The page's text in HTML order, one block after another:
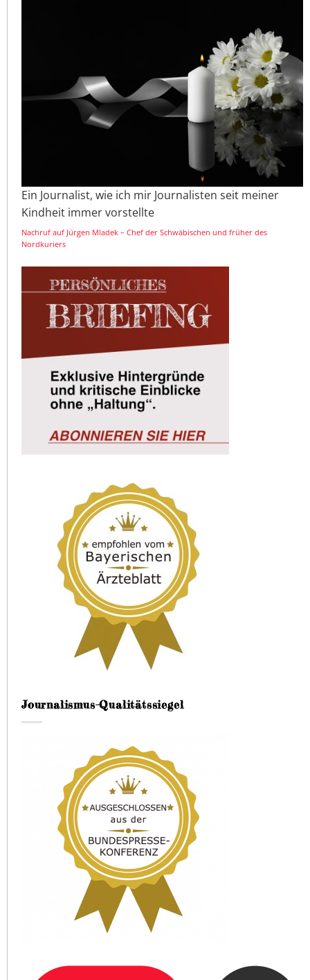
Ein Journalist, wie ich mir Journalisten seit meiner
Kindheit immer vorstellte
Nachruf auf Jürgen Mladek – Chef der Schwäbischen und früher des
Nordkuriers
Journalismus-Qualitätssiegel